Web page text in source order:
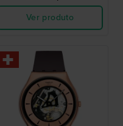
Ver produto